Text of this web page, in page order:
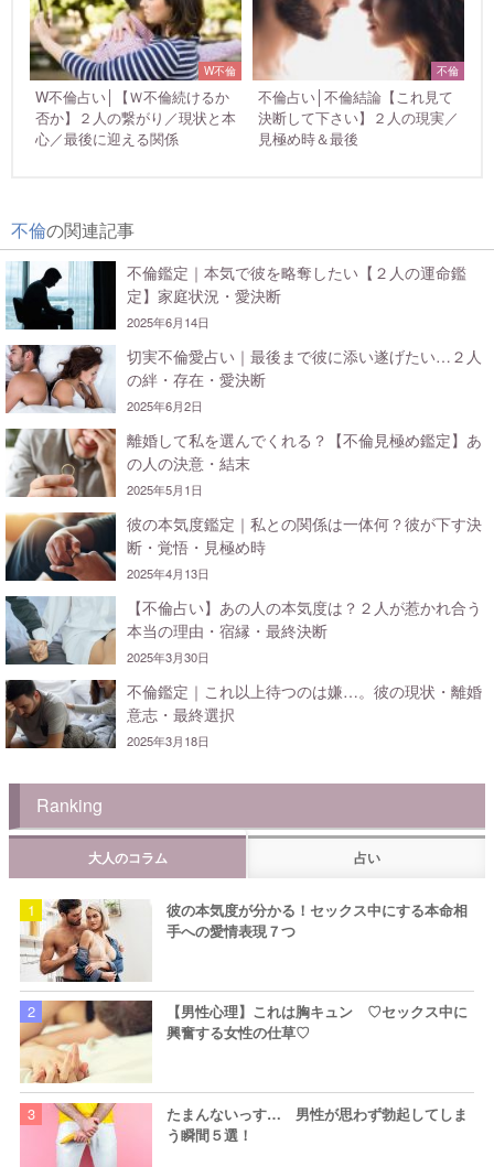
W不倫
W不倫占い│【Ｗ不倫続けるか
否か】２人の繋がり／現状と本
心／最後に迎える関係
不倫
不倫占い│不倫結論【これ見て
決断して下さい】２人の現実／
見極め時＆最後
不倫の関連記事
不倫鑑定｜本気で彼を略奪したい【２人の運命鑑
定】家庭状況・愛決断
2025年6月14日
切実不倫愛占い｜最後まで彼に添い遂げたい…２人
の絆・存在・愛決断
2025年6月2日
離婚して私を選んでくれる？【不倫見極め鑑定】あ
の人の決意・結末
2025年5月1日
彼の本気度鑑定｜私との関係は一体何？彼が下す決
断・覚悟・見極め時
2025年4月13日
【不倫占い】あの人の本気度は？２人が惹かれ合う
本当の理由・宿縁・最終決断
2025年3月30日
不倫鑑定｜これ以上待つのは嫌…。彼の現状・離婚
意志・最終選択
2025年3月18日
Ranking
大人のコラム 占い
彼の本気度が分かる！セックス中にする本命相
手への愛情表現７つ
【男性心理】これは胸キュン ♡セックス中に
興奮する女性の仕草♡
たまんないっす… 男性が思わず勃起してしま
う瞬間５選！